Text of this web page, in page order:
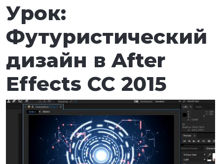
Урок:
Футуристический
дизайн в After
Effects CC 2015